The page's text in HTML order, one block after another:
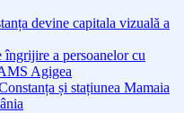
devine capitala vizuală a
a persoanelor cu
Agigea
și stațiunea Mamaia